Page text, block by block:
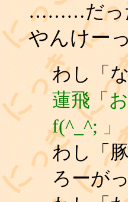
………だっ
やんけーっ
わし「
蓮飛「
f(^_^; 」
わし「
ろーが